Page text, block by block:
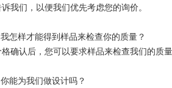
我们，以便我们优先考虑您的询价。
怎样才能得到样品来检查你的质量？
确认后，您可以要求样品来检查我们的质量
能为我们做设计吗？